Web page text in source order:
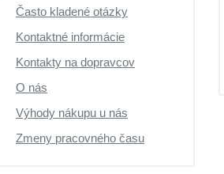
Často kladené otázky
Kontaktné informácie
Kontakty na dopravcov
O nás
Výhody nákupu u nás
Zmeny pracovného času